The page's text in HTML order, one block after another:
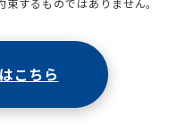
するものではありません。
こちら